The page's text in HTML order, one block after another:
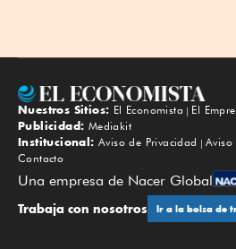
Nuestros Sitios: El Economista El
Publicidad: Mediakit
Institucional: Aviso de Privacidad
Aviso
Contacto
Una empresa de Nacer Global
Trabaja con nosotros Ir a la bolsa de